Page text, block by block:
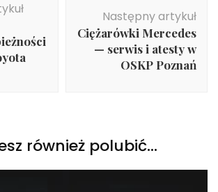
Następny artykuł
Ciężarówki Mercedes
— serwis i atesty w
OSKP Poznań
również polubić…